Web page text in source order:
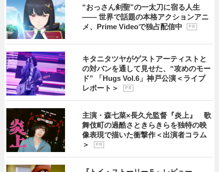
“おっさん剣聖”の一太刀に宿る人生
―― 世界で話題の本格アクションアニ
メ、Prime Videoで独占配信中
P R
キタニタツヤがゲストアーティストと
の対バンを通して見せた、“攻めのモー
ド” 「Hugs Vol.6」神戸公演＜ライブ
レポート＞
P R
主演・森七菜×長久允監督『炎上』 歌
舞伎町の過酷さときらきらを独特の映
像表現で描いた衝撃作＜出演者コラム
＞
P R